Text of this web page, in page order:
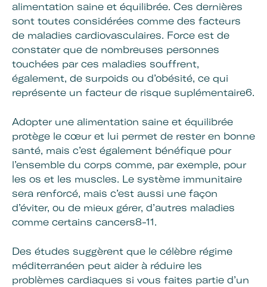
alimentation saine et équilibrée. Ces dernières
sont toutes considérées comme des facteurs
de maladies cardiovasculaires. Force est de
constater que de nombreuses personnes
touchées par ces maladies souffrent,
également, de surpoids ou d’obésité, ce qui
représente un facteur de risque suplémentaire6.
Adopter une alimentation saine et équilibrée
protège le cœur et lui permet de rester en bonne
santé, mais c’est également bénéfique pour
l’ensemble du corps comme, par exemple, pour
les os et les muscles. Le système immunitaire
sera renforcé, mais c’est aussi une façon
d’éviter, ou de mieux gérer, d’autres maladies
comme certains cancers8-11.
Des études suggèrent que le célèbre régime
méditerranéen peut aider à réduire les
problèmes cardiaques si vous faites partie d’un